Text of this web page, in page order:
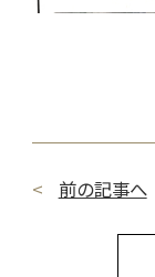
前の記事へ